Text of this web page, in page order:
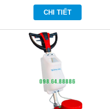
CHI TIẾT